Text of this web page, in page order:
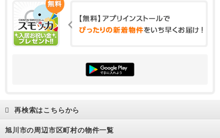
再検索はこちらから
旭川市の周辺市区町村の物件一覧